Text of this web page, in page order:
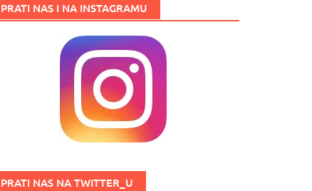
PRATI NAS I NA INSTAGRAMU
PRATI NAS NA TWITTER_U